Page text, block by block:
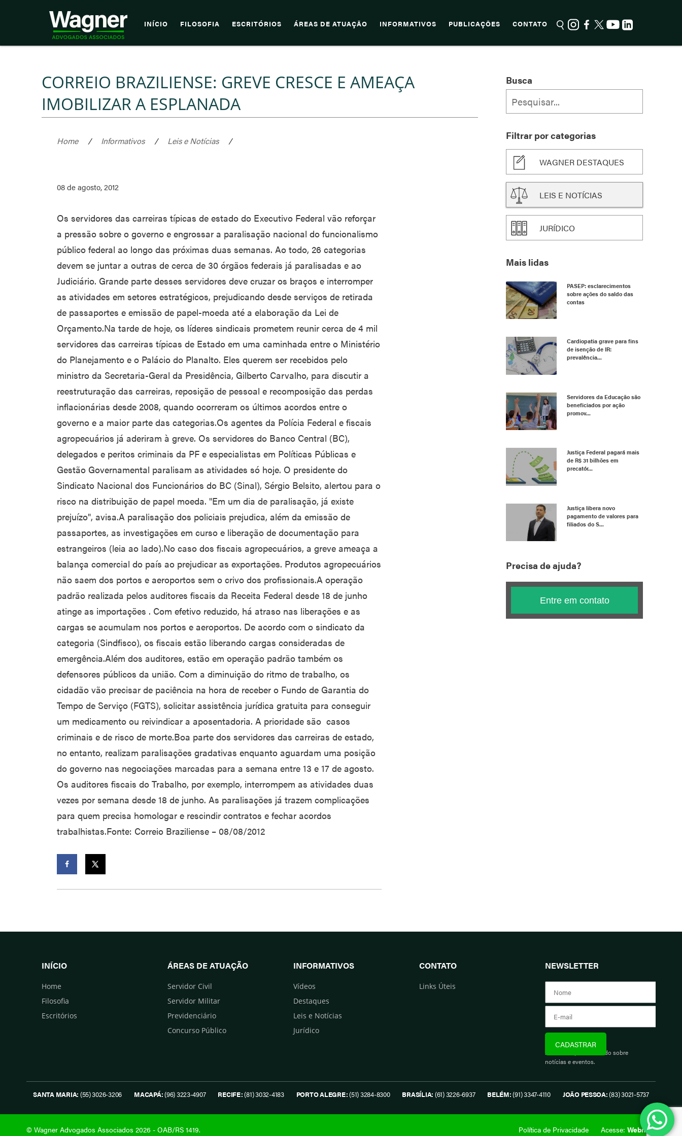
INÍCIO FILOSOFIA ESCRITÓRIOS ÁREAS DE ATUAÇÃO INFORMATIVOS PUBLICAÇÕES CONTATO
CORREIO BRAZILIENSE: GREVE CRESCE E AMEAÇA
IMOBILIZAR A ESPLANADA
Home / Informativos / Leis e Notícias /
08 de agosto, 2012
Os servidores das carreiras típicas de estado do Executivo Federal vão reforçar
a pressão sobre o governo e engrossar a paralisação nacional do funcionalismo
público federal ao longo das próximas duas semanas. Ao todo, 26 categorias
devem se juntar a outras de cerca de 30 órgãos federais já paralisadas e ao
Judiciário. Grande parte desses servidores deve cruzar os braços e interromper
as atividades em setores estratégicos, prejudicando desde serviços de retirada
de passaportes e emissão de papel-moeda até a elaboração da Lei de
Orçamento.Na tarde de hoje, os líderes sindicais prometem reunir cerca de 4 mil
servidores das carreiras típicas de Estado em uma caminhada entre o Ministério
do Planejamento e o Palácio do Planalto. Eles querem ser recebidos pelo
ministro da Secretaria-Geral da Presidência, Gilberto Carvalho, para discutir a
reestruturação das carreiras, reposição de pessoal e recomposição das perdas
inflacionárias desde 2008, quando ocorreram os últimos acordos entre o
governo e a maior parte das categorias.Os agentes da Polícia Federal e fiscais
agropecuários já aderiram à greve. Os servidores do Banco Central (BC),
delegados e peritos criminais da PF e especialistas em Políticas Públicas e
Gestão Governamental paralisam as atividades só hoje. O presidente do
Sindicato Nacional dos Funcionários do BC (Sinal), Sérgio Belsito, alertou para o
risco na distribuição de papel moeda. "Em um dia de paralisação, já existe
prejuízo", avisa.A paralisação dos policiais prejudica, além da emissão de
passaportes, as investigações em curso e liberação de documentação para
estrangeiros (leia ao lado).No caso dos fiscais agropecuários, a greve ameaça a
balança comercial do país ao prejudicar as exportações. Produtos agropecuários
não saem dos portos e aeroportos sem o crivo dos profissionais.A operação
padrão realizada pelos auditores fiscais da Receita Federal desde 18 de junho
atinge as importações . Com efetivo reduzido, há atraso nas liberações e as
cargas se acumulam nos portos e aeroportos. De acordo com o sindicato da
categoria (Sindfisco), os fiscais estão liberando cargas consideradas de
emergência.Além dos auditores, estão em operação padrão também os
defensores públicos da união. Com a diminuição do ritmo de trabalho, os
cidadão vão precisar de paciência na hora de receber o Fundo de Garantia do
Tempo de Serviço (FGTS), solicitar assistência jurídica gratuita para conseguir
um medicamento ou reivindicar a aposentadoria. A prioridade são casos
criminais e de risco de morte.Boa parte dos servidores das carreiras de estado,
no entanto, realizam paralisações gradativas enquanto aguardam uma posição
do governo nas negociações marcadas para a semana entre 13 e 17 de agosto.
Os auditores fiscais do Trabalho, por exemplo, interrompem as atividades duas
vezes por semana desde 18 de junho. As paralisações já trazem complicações
para quem precisa homologar e rescindir contratos e fechar acordos
trabalhistas.Fonte: Correio Braziliense – 08/08/2012
Busca
Filtrar por categorias
WAGNER DESTAQUES
LEIS E NOTÍCIAS
JURÍDICO
Mais lidas
PASEP: esclarecimentos
sobre ações do saldo das
contas
Cardiopatia grave para fins
de isenção de IR:
prevalência...
Servidores da Educação são
beneficiados por ação
promov...
Justiça Federal pagará mais
de R$ 31 bilhões em
precatór...
Justiça libera novo
pagamento de valores para
filiados do S...
Precisa de ajuda?
Entre em contato
INÍCIO
Home
Filosofia
Escritórios
ÁREAS DE ATUAÇÃO
Servidor Civil
Servidor Militar
Previdenciário
Concurso Público
INFORMATIVOS
Vídeos
Destaques
Leis e Notícias
Jurídico
CONTATO
Links Úteis
NEWSLETTER
Assine e fique informado sobre
notícias e eventos.
SANTA MARIA: (55) 3026-3206 MACAPÁ:(96) 3223-4907 RECIFE:(81) 3032-4183 PORTO ALEGRE:(51) 3284-8300 BRASÍLIA: (61) 3226-6937 BELÉM:(91) 3347-4110 JOÃO PESSOA:(83) 3021-5737
© Wagner Advogados Associados 2026 - OAB/RS 1419. Política de Privacidade Acesse: Webmail